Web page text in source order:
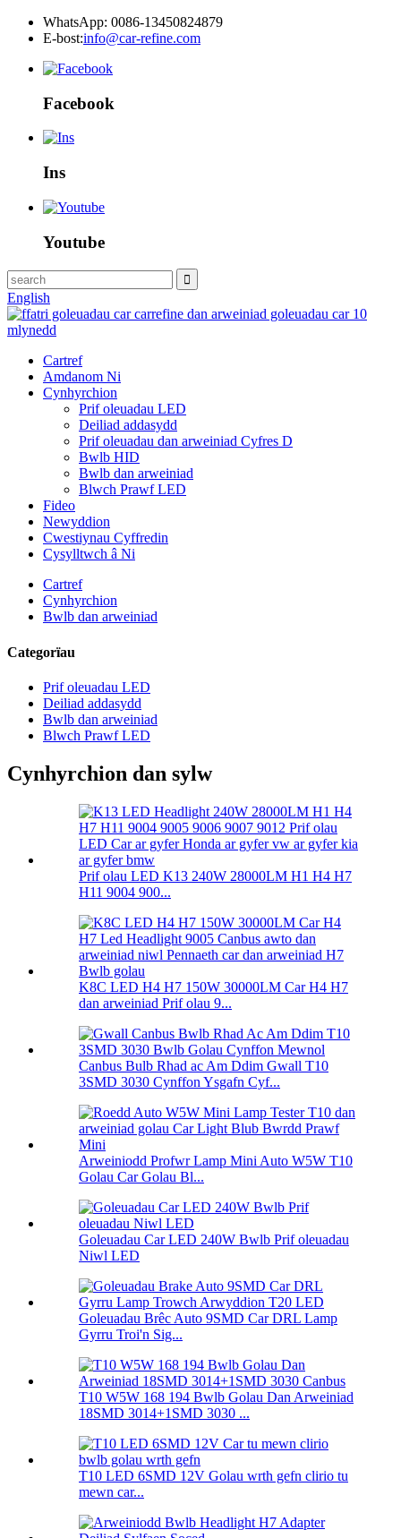
WhatsApp: 0086-13450824879
E-bost:info@car-refine.com
Facebook
Ins
Youtube
English
Cartref
Amdanom Ni
Cynhyrchion
Prif oleuadau LED
Deiliad addasydd
Prif oleuadau dan arweiniad Cyfres D
Bwlb HID
Bwlb dan arweiniad
Blwch Prawf LED
Fideo
Newyddion
Cwestiynau Cyffredin
Cysylltwch â Ni
Cartref
Cynhyrchion
Bwlb dan arweiniad
Categorïau
Prif oleuadau LED
Deiliad addasydd
Bwlb dan arweiniad
Blwch Prawf LED
Cynhyrchion dan sylw
Prif olau LED K13 240W 28000LM H1 H4 H7
H11 9004 900...
K8C LED H4 H7 150W 30000LM Car H4 H7
dan arweiniad Prif olau 9...
Canbus Bulb Rhad ac Am Ddim Gwall T10
3SMD 3030 Cynffon Ysgafn Cyf...
Arweiniodd Profwr Lamp Mini Auto W5W T10
Golau Car Golau Bl...
Goleuadau Car LED 240W Bwlb Prif oleuadau
Niwl LED
Goleuadau Brêc Auto 9SMD Car DRL Lamp
Gyrru Troi'n Sig...
T10 W5W 168 194 Bwlb Golau Dan Arweiniad
18SMD 3014+1SMD 3030 ...
T10 LED 6SMD 12V Golau wrth gefn clirio tu
mewn car...